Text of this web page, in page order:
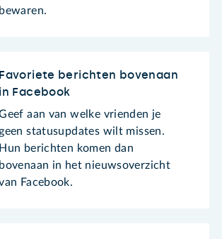
bewaren.
Favoriete berichten bovenaan
in Facebook
aan van welke vrienden je
geen statusupdates wilt missen.
Hun berichten komen dan
bovenaan in het nieuwsoverzicht
Facebook.